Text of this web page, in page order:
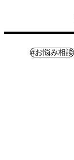
#お悩み相談